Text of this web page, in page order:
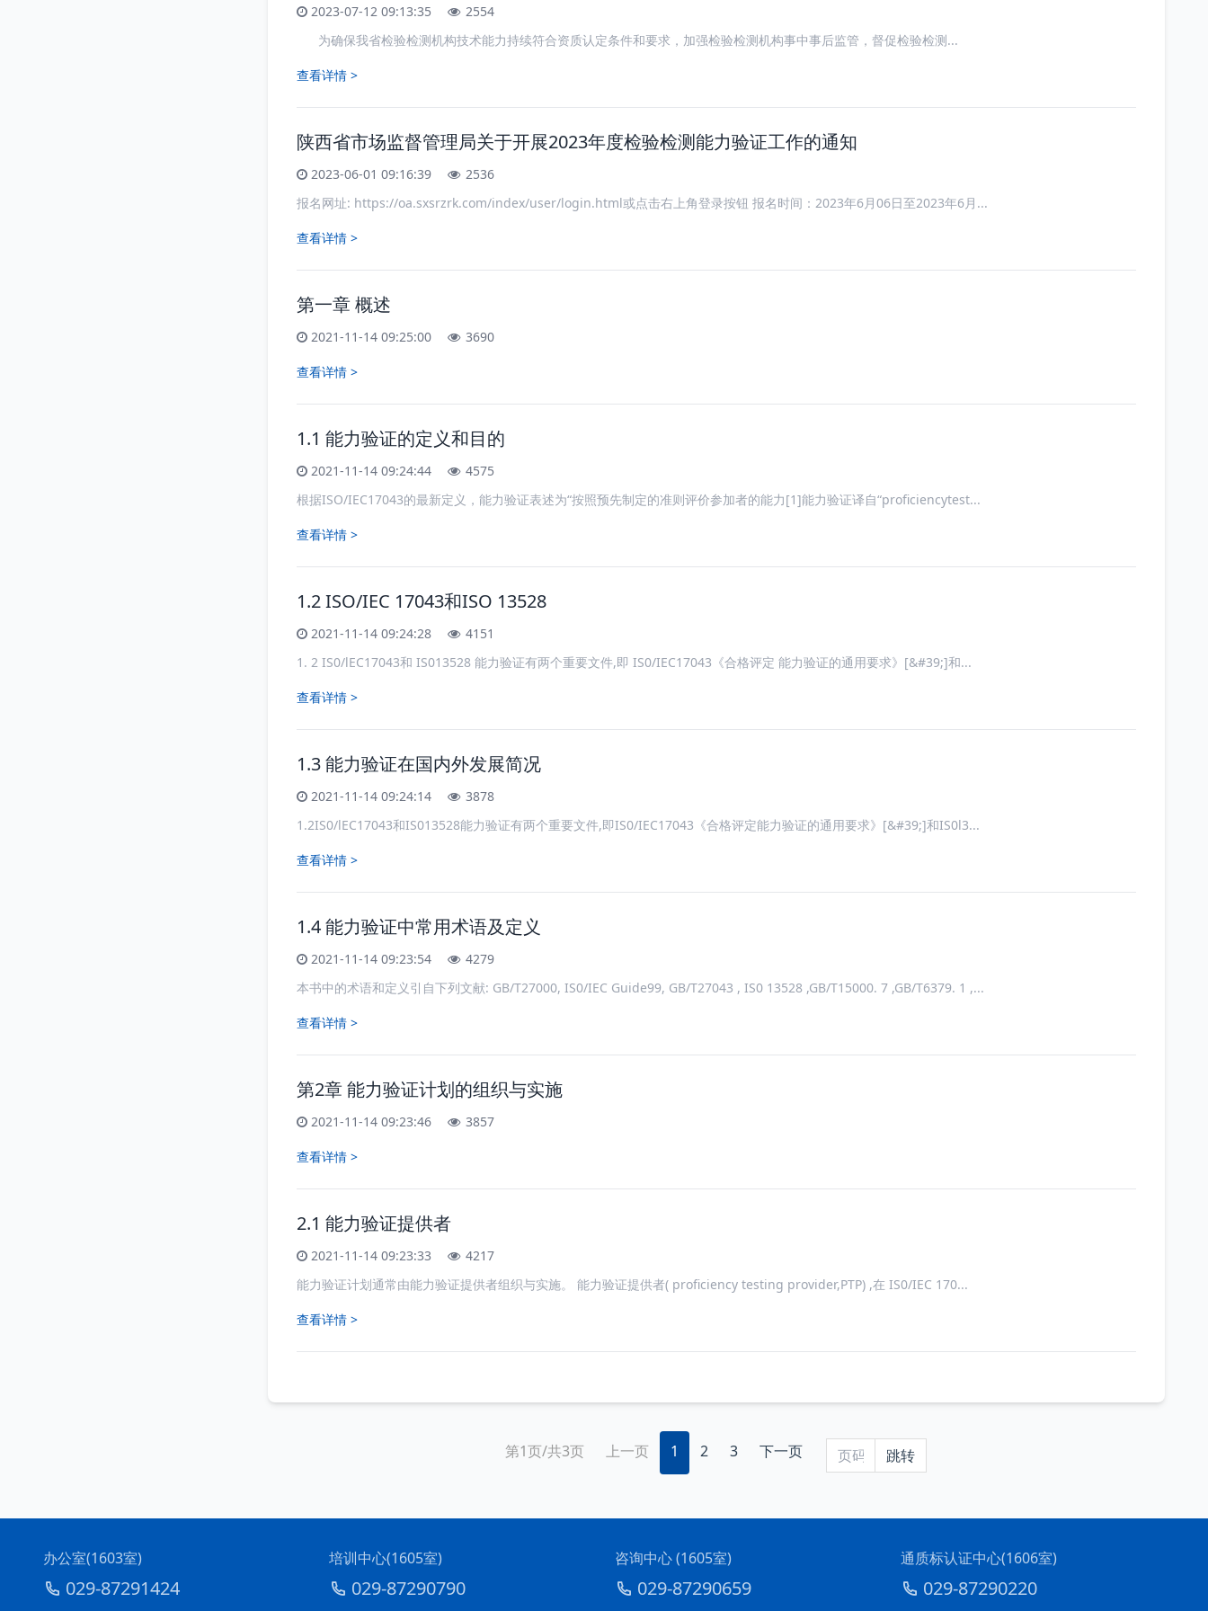
2023-07-12 09:13:35
2554
为确保我省检验检测机构技术能力持续符合资质认定条件和要求，加强检验检测机构事中事后监管，督促检验检测...
查看详情 >
陕西省市场监督管理局关于开展2023年度检验检测能力验证工作的通知
2023-06-01 09:16:39
2536
报名网址: https://oa.sxsrzrk.com/index/user/login.html或点击右上角登录按钮 报名时间：2023年6月06日至2023年6月...
查看详情 >
第一章 概述
2021-11-14 09:25:00 3690
查看详情 >
1.1 能力验证的定义和目的
2021-11-14 09:24:44
4575
根据ISO/IEC17043的最新定义，能力验证表述为“按照预先制定的准则评价参加者的能力[1]能力验证译自“proficiencytest...
查看详情 >
1.2 ISO/IEC 17043和ISO 13528
2021-11-14 09:24:28
4151
1. 2 IS0/lEC17043和 IS013528 能力验证有两个重要文件,即 IS0/IEC17043《合格评定 能力验证的通用要求》[&#39;]和...
查看详情 >
1.3 能力验证在国内外发展简况
2021-11-14 09:24:14
3878
1.2IS0/lEC17043和IS013528能力验证有两个重要文件,即IS0/IEC17043《合格评定能力验证的通用要求》[&#39;]和IS0l3...
查看详情 >
1.4 能力验证中常用术语及定义
2021-11-14 09:23:54
4279
本书中的术语和定义引自下列文献: GB/T27000, IS0/IEC Guide99, GB/T27043 , IS0 13528 ,GB/T15000. 7 ,GB/T6379. 1 ,...
查看详情 >
第2章 能力验证计划的组织与实施
2021-11-14 09:23:46 3857
查看详情 >
2.1 能力验证提供者
2021-11-14 09:23:33
4217
能力验证计划通常由能力验证提供者组织与实施。 能力验证提供者( proficiency testing provider,PTP) ,在 IS0/IEC 170...
查看详情 >
第1页/共3页 上一页 1 2 3 下一页
办公室(1603室)
029-87291424
培训中心(1605室)
029-87290790
咨询中心 (1605室)
029-87290659
通质标认证中心(1606室)
029-87290220